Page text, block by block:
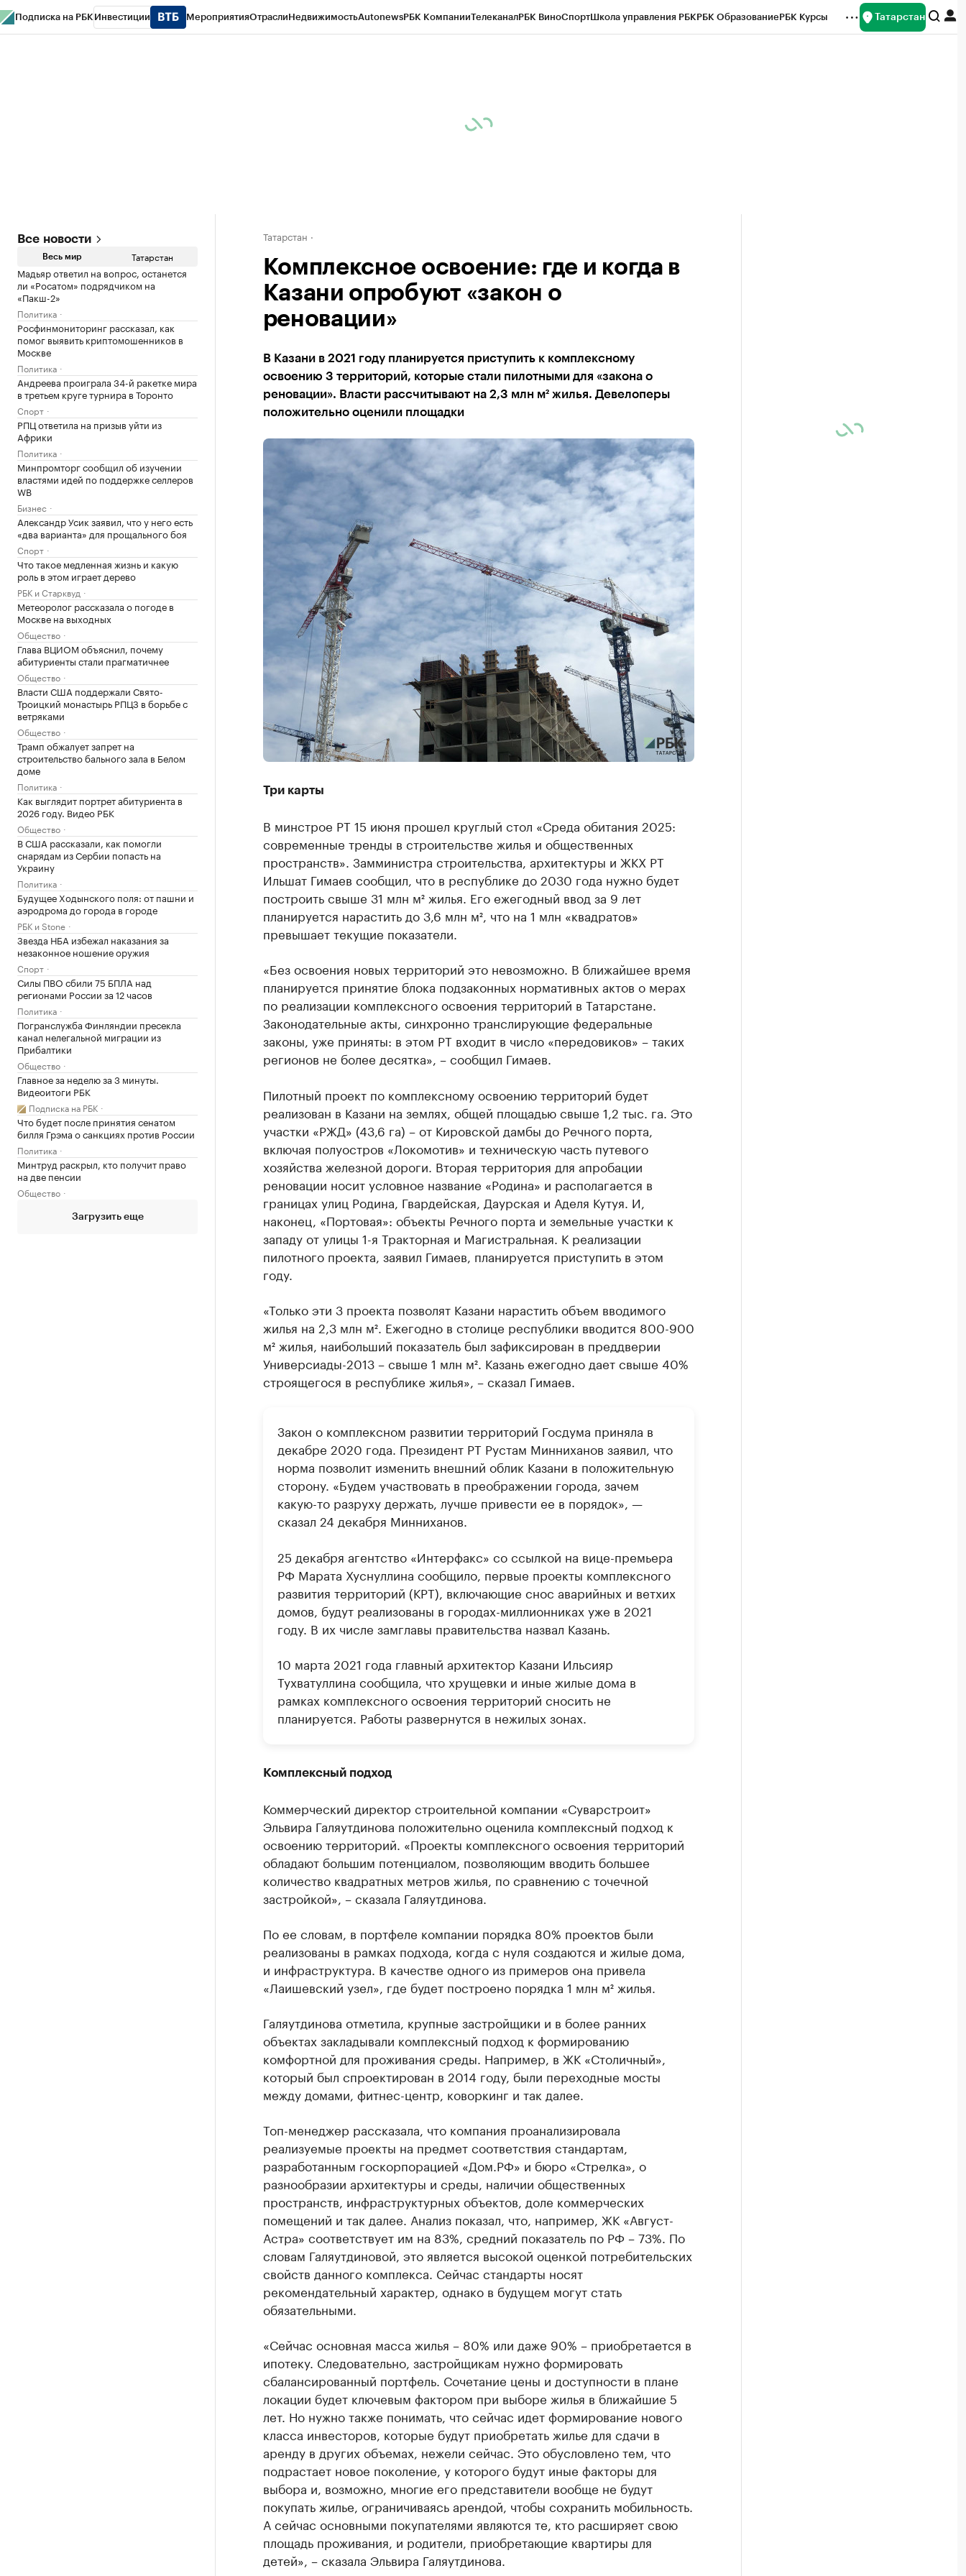
Подписка на РБК Инвестиции МероприятияОтраслиНедвижимостьAutonewsРБК КомпанииТелеканалРБК ВиноСпортШкола управления РБКРБК ОбразованиеРБК Курсы Татарстан
Все новости
Весь мир Татарстан
Мадьяр ответил на вопрос, останется
ли «Росатом» подрядчиком на
«Пакш-2»
Политика
Росфинмониторинг рассказал, как
помог выявить криптомошенников в
Москве
Политика
Андреева проиграла 34-й ракетке мира
в третьем круге турнира в Торонто
Спорт
РПЦ ответила на призыв уйти из
Африки
Политика
Минпромторг сообщил об изучении
властями идей по поддержке селлеров
WB
Бизнес
Александр Усик заявил, что у него есть
«два варианта» для прощального боя
Спорт
Что такое медленная жизнь и какую
роль в этом играет дерево
РБК и Старквуд
Метеоролог рассказала о погоде в
Москве на выходных
Общество
Глава ВЦИОМ объяснил, почему
абитуриенты стали прагматичнее
Общество
Власти США поддержали Свято-
Троицкий монастырь РПЦЗ в борьбе с
ветряками
Общество
Трамп обжалует запрет на
строительство бального зала в Белом
доме
Политика
Как выглядит портрет абитуриента в
2026 году. Видео РБК
Общество
В США рассказали, как помогли
снарядам из Сербии попасть на
Украину
Политика
Будущее Ходынского поля: от пашни и
аэродрома до города в городе
РБК и Stone
Звезда НБА избежал наказания за
незаконное ношение оружия
Спорт
Силы ПВО сбили 75 БПЛА над
регионами России за 12 часов
Политика
Погранслужба Финляндии пресекла
канал нелегальной миграции из
Прибалтики
Общество
Главное за неделю за 3 минуты.
Видеоитоги РБК
Подписка на РБК
Что будет после принятия сенатом
билля Грэма о санкциях против России
Политика
Минтруд раскрыл, кто получит право
на две пенсии
Общество
Загрузить еще
Татарстан
Комплексное освоение: где и когда в
Казани опробуют «закон о
реновации»
В Казани в 2021 году планируется приступить к комплексному
освоению 3 территорий, которые стали пилотными для «закона о
реновации». Власти рассчитывают на 2,3 млн м² жилья. Девелоперы
положительно оценили площадки
Три карты
В минстрое РТ 15 июня прошел круглый стол «Среда обитания 2025:
современные тренды в строительстве жилья и общественных
пространств». Замминистра строительства, архитектуры и ЖКХ РТ
Ильшат Гимаев сообщил, что в республике до 2030 года нужно будет
построить свыше 31 млн м² жилья. Его ежегодный ввод за 9 лет
планируется нарастить до 3,6 млн м², что на 1 млн «квадратов»
превышает текущие показатели.
«Без освоения новых территорий это невозможно. В ближайшее время
планируется принятие блока подзаконных нормативных актов о мерах
по реализации комплексного освоения территорий в Татарстане.
Законодательные акты, синхронно транслирующие федеральные
законы, уже приняты: в этом РТ входит в число «передовиков» – таких
регионов не более десятка», – сообщил Гимаев.
Пилотный проект по комплексному освоению территорий будет
реализован в Казани на землях, общей площадью свыше 1,2 тыс. га. Это
участки «РЖД» (43,6 га) – от Кировской дамбы до Речного порта,
включая полуостров «Локомотив» и техническую часть путевого
хозяйства железной дороги. Вторая территория для апробации
реновации носит условное название «Родина» и располагается в
границах улиц Родина, Гвардейская, Даурская и Аделя Кутуя. И,
наконец, «Портовая»: объекты Речного порта и земельные участки к
западу от улицы 1-я Тракторная и Магистральная. К реализации
пилотного проекта, заявил Гимаев, планируется приступить в этом
году.
«Только эти 3 проекта позволят Казани нарастить объем вводимого
жилья на 2,3 млн м². Ежегодно в столице республики вводится 800-900
м² жилья, наибольший показатель был зафиксирован в преддверии
Универсиады-2013 – свыше 1 млн м². Казань ежегодно дает свыше 40%
строящегося в республике жилья», – сказал Гимаев.
Закон о комплексном развитии территорий Госдума приняла в
декабре 2020 года. Президент РТ Рустам Минниханов заявил, что
норма позволит изменить внешний облик Казани в положительную
сторону. «Будем участвовать в преображении города, зачем
какую-то разруху держать, лучше привести ее в порядок», —
сказал 24 декабря Минниханов.
25 декабря агентство «Интерфакс» со ссылкой на вице-премьера
РФ Марата Хуснуллина сообщило, первые проекты комплексного
развития территорий (КРТ), включающие снос аварийных и ветхих
домов, будут реализованы в городах-миллионниках уже в 2021
году. В их числе замглавы правительства назвал Казань.
10 марта 2021 года главный архитектор Казани Ильсияр
Тухватуллина сообщила, что хрущевки и иные жилые дома в
рамках комплексного освоения территорий сносить не
планируется. Работы развернутся в нежилых зонах.
Комплексный подход
Коммерческий директор строительной компании «Суварстроит»
Эльвира Галяутдинова положительно оценила комплексный подход к
освоению территорий. «Проекты комплексного освоения территорий
обладают большим потенциалом, позволяющим вводить большее
количество квадратных метров жилья, по сравнению с точечной
застройкой», – сказала Галяутдинова.
По ее словам, в портфеле компании порядка 80% проектов были
реализованы в рамках подхода, когда с нуля создаются и жилые дома,
и инфраструктура. В качестве одного из примеров она привела
«Лаишевский узел», где будет построено порядка 1 млн м² жилья.
Галяутдинова отметила, крупные застройщики и в более ранних
объектах закладывали комплексный подход к формированию
комфортной для проживания среды. Например, в ЖК «Столичный»,
который был спроектирован в 2014 году, были переходные мосты
между домами, фитнес-центр, коворкинг и так далее.
Топ-менеджер рассказала, что компания проанализировала
реализуемые проекты на предмет соответствия стандартам,
разработанным госкорпорацией «Дом.РФ» и бюро «Стрелка», о
разнообразии архитектуры и среды, наличии общественных
пространств, инфраструктурных объектов, доле коммерческих
помещений и так далее. Анализ показал, что, например, ЖК «Август-
Астра» соответствует им на 83%, средний показатель по РФ – 73%. По
словам Галяутдиновой, это является высокой оценкой потребительских
свойств данного комплекса. Сейчас стандарты носят
рекомендательный характер, однако в будущем могут стать
обязательными.
«Сейчас основная масса жилья – 80% или даже 90% – приобретается в
ипотеку. Следовательно, застройщикам нужно формировать
сбалансированный портфель. Сочетание цены и доступности в плане
локации будет ключевым фактором при выборе жилья в ближайшие 5
лет. Но нужно также понимать, что сейчас идет формирование нового
класса инвесторов, которые будут приобретать жилье для сдачи в
аренду в других объемах, нежели сейчас. Это обусловлено тем, что
подрастает новое поколение, у которого будут иные факторы для
выбора и, возможно, многие его представители вообще не будут
покупать жилье, ограничиваясь арендой, чтобы сохранить мобильность.
А сейчас основными покупателями являются те, кто расширяет свою
площадь проживания, и родители, приобретающие квартиры для
детей», – сказала Эльвира Галяутдинова.